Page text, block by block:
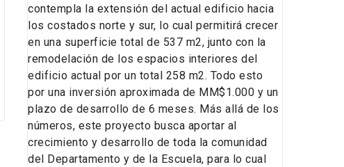
contempla la extensión del actual edificio hacia
los costados norte y sur, lo cual permitirá crecer
en una superficie total de 537 m2, junto con la
remodelación de los espacios interiores del
edificio actual por un total 258 m2. Todo esto
por una inversión aproximada de MM$1.000 y un
plazo de desarrollo de 6 meses. Más allá de los
números, este proyecto busca aportar al
crecimiento y desarrollo de toda la comunidad
del Departamento y de la Escuela, para lo cual
Ambiental